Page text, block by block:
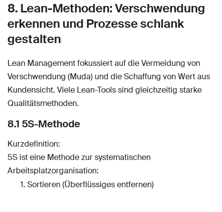
8. Lean-Methoden: Verschwendung
erkennen und Prozesse schlank
gestalten
Lean Management fokussiert auf die Vermeidung von
Verschwendung (Muda) und die Schaffung von Wert aus
Kundensicht. Viele Lean-Tools sind gleichzeitig starke
Qualitätsmethoden.
8.1 5S-Methode
Kurzdefinition:
5S ist eine Methode zur systematischen
Arbeitsplatzorganisation:
Sortieren (Überflüssiges entfernen)